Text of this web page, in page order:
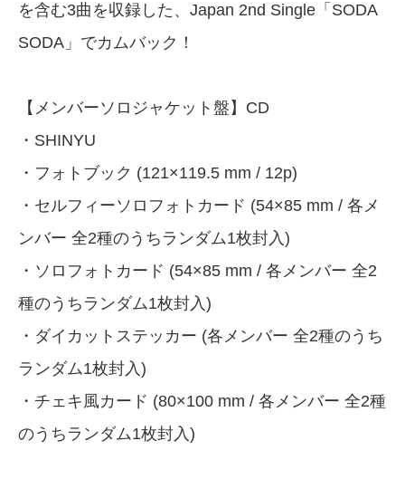
を含む3曲を収録した、Japan 2nd Single「SODA
SODA」でカムバック！
【メンバーソロジャケット盤】CD
・SHINYU
・フォトブック (121×119.5 mm / 12p)
・セルフィーソロフォトカード (54×85 mm / 各メ
ンバー 全2種のうちランダム1枚封入)
・ソロフォトカード (54×85 mm / 各メンバー 全2
種のうちランダム1枚封入)
・ダイカットステッカー (各メンバー 全2種のうち
ランダム1枚封入)
・チェキ風カード (80×100 mm / 各メンバー 全2種
のうちランダム1枚封入)